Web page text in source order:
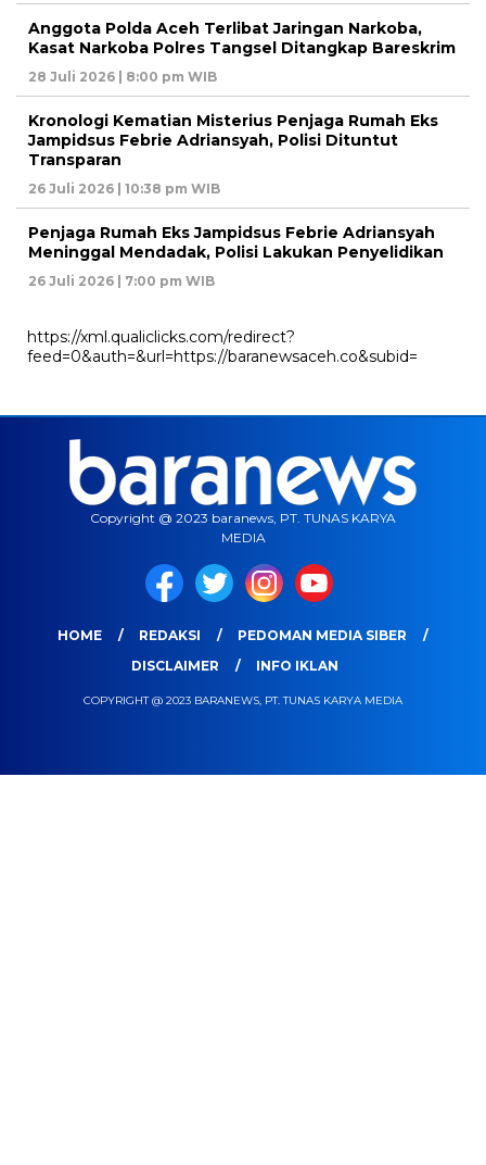
Anggota Polda Aceh Terlibat Jaringan Narkoba,
Kasat Narkoba Polres Tangsel Ditangkap Bareskrim
28 Juli 2026 | 8:00 pm WIB
Kronologi Kematian Misterius Penjaga Rumah Eks
Jampidsus Febrie Adriansyah, Polisi Dituntut
Transparan
26 Juli 2026 | 10:38 pm WIB
Penjaga Rumah Eks Jampidsus Febrie Adriansyah
Meninggal Mendadak, Polisi Lakukan Penyelidikan
26 Juli 2026 | 7:00 pm WIB
https://xml.qualiclicks.com/redirect?
feed=0&auth=&url=https://baranewsaceh.co&subid=
Copyright @ 2023 baranews, PT. TUNAS KARYA
MEDIA
HOME REDAKSI
PEDOMAN MEDIA SIBER
DISCLAIMER
INFO IKLAN
COPYRIGHT @ 2023 BARANEWS, PT. TUNAS KARYA MEDIA